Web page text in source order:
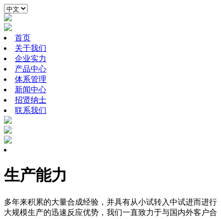
首页
关于我们
企业实力
产品中心
体系管理
新闻中心
招贤纳士
联系我们
生产能力
多年来积累的大量合成经验，并具有从小试转入中试进而进行
大规模生产的迅速反应优势，我们一直致力于与国内外客户合